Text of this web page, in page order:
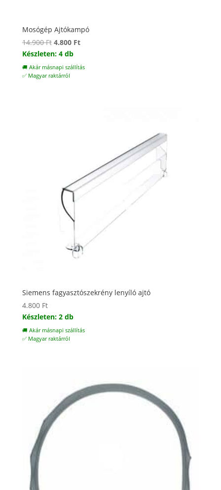
Mosógép Ajtókampó
14.900Ft Original
price
was:
14.900 Ft.
4.800 FtCurrent
is:
Készleten: 4 db
🚚 Akár másnapi szállítás
✅ Magyar raktárról
Siemens fagyasztószekrény lenyíló ajtó
4.800 Ft
Készleten: 2 db
🚚 Akár másnapi szállítás
✅ Magyar raktárról